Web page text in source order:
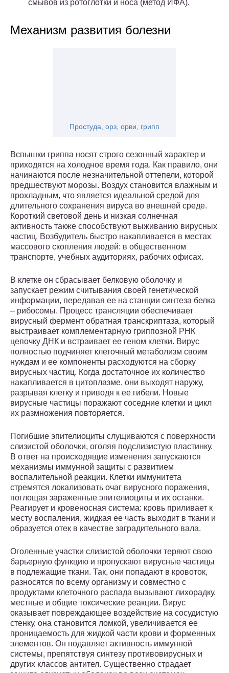
смывов из ротоглотки и носа (метод ИФА).
Механизм развития болезни
Простуда, орз, орви, грипп
Вспышки гриппа носят строго сезонный характер и
приходятся на холодное время года. Как правило, они
начинаются после незначительной оттепели, которой
предшествуют морозы. Воздух становится влажным и
прохладным, что является идеальной средой для
длительного сохранения вируса во внешней среде.
Короткий световой день и низкая солнечная
активность также способствуют выживанию вирусных
частиц. Возбудитель быстро накапливается в местах
массового скопления людей: в общественном
транспорте, учебных аудиториях, рабочих офисах.
В клетке он сбрасывает белковую оболочку и
запускает режим считывания своей генетической
информации, передавая ее на станции синтеза белка
– рибосомы. Процесс трансляции обеспечивает
вирусный фермент обратная транскриптаза, который
выстраивает комплементарную гриппозной РНК
цепочку ДНК и встраивает ее геном клетки. Вирус
полностью подчиняет клеточный метаболизм своим
нуждам и ее компоненты расходуются на сборку
вирусных частиц. Когда достаточное их количество
накапливается в цитоплазме, они выходят наружу,
разрывая клетку и приводя к ее гибели. Новые
вирусные частицы поражают соседние клетки и цикл
их размножения повторяется.
Погибшие эпителиоциты слущиваются с поверхности
слизистой оболочки, оголяя подслизистую пластинку.
В ответ на происходящие изменения запускаются
механизмы иммунной защиты с развитием
воспалительной реакции. Клетки иммунитета
стремятся локализовать очаг вирусного поражения,
поглощая зараженные эпителиоциты и их останки.
Реагирует и кровеносная система: кровь приливает к
месту воспаления, жидкая ее часть выходит в ткани и
образуется отек в качестве заградительного вала.
Оголенные участки слизистой оболочки теряют свою
барьерную функцию и пропускают вирусные частицы
в подлежащие ткани. Так, они попадают в кровоток,
разносятся по всему организму и совместно с
продуктами клеточного распада вызывают лихорадку,
местные и общие токсические реакции. Вирус
оказывает повреждающее воздействие на сосудистую
стенку, она становится ломкой, увеличивается ее
проницаемость для жидкой части крови и форменных
элементов. Он подавляет активность иммунной
системы, препятствуя синтезу противовирусных и
других классов антител. Существенно страдает